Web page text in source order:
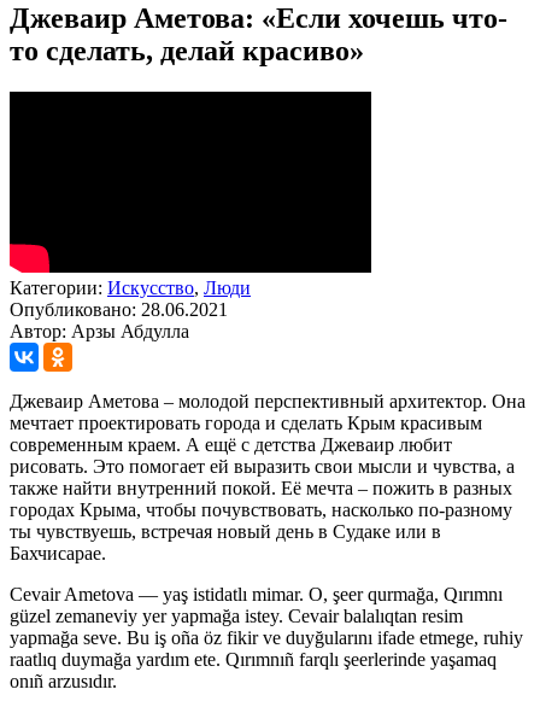
Джеваир Аметова: «Если хочешь что-
то сделать, делай красиво»
Категории: Искусство, Люди
Опубликовано: 28.06.2021
Автор: Арзы Абдулла
Джеваир Аметова – молодой перспективный архитектор. Она
мечтает проектировать города и сделать Крым красивым
современным краем. А ещё с детства Джеваир любит
рисовать. Это помогает ей выразить свои мысли и чувства, а
также найти внутренний покой. Её мечта – пожить в разных
городах Крыма, чтобы почувствовать, насколько по-разному
ты чувствуешь, встречая новый день в Судаке или в
Бахчисарае.
Cevair Ametova — yaş istidatlı mimar. O, şeer qurmağa, Qırımnı
güzel zemaneviy yer yapmağa istey. Cevair balalıqtan resim
yapmağa seve. Bu iş oña öz fikir ve duyğularını ifade etmege, ruhiy
raatlıq duymağa yardım ete. Qırımnıñ farqlı şeerlerinde yaşamaq
onıñ arzusıdır.